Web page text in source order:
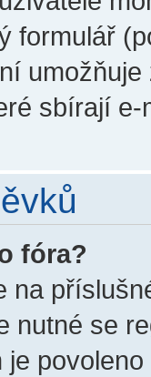
formulář
sbírají e-
fóra?
na
nutné se
je